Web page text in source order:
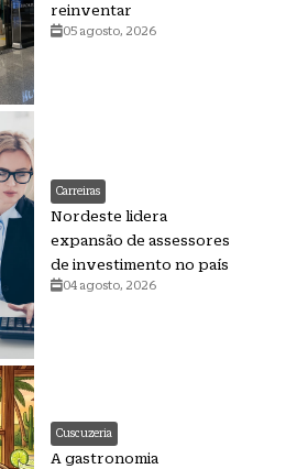
reinventar
05 agosto, 2026
Carreiras
Nordeste lidera
expansão de assessores
de investimento no país
04 agosto, 2026
Cuscuzeria
A gastronomia